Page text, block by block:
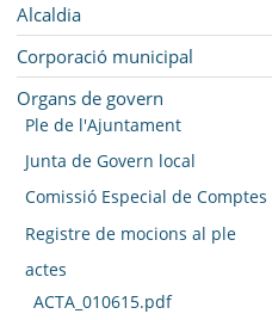
BELL-LLOC SOLUCIONA
Alcaldia
Corporació municipal
Organs de govern
Ple de l'Ajuntament
Junta de Govern local
Comissió Especial de Comptes
Registre de mocions al ple
actes
ACTA_010615.pdf